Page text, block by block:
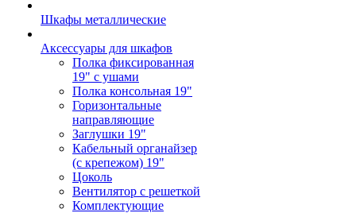
Шкафы металлические
Аксессуары для шкафов
Полка фиксированная
19" с ушами
Полка консольная 19"
Горизонтальные
направляющие
Заглушки 19"
Кабельный органайзер
(с крепежом) 19"
Цоколь
Вентилятор с решеткой
Комплектующие